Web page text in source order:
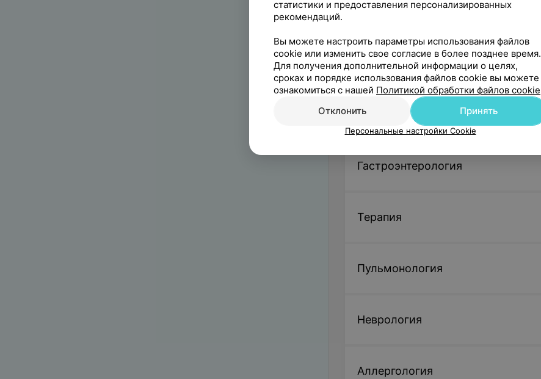
Урология
Кардиология
Ревматология
Гастроэнтерология
Терапия
Пульмонология
Неврология
Аллергология
статистики и предоставления персонализированных
рекомендаций.
Вы можете настроить параметры использования файлов
cookie или изменить свое согласие в более позднее время.
Для получения дополнительной информации о целях,
сроках и порядке использования файлов cookie вы можете
ознакомиться с нашей Политикой обработки файлов cookie
Отклонить
Принять
Персональные настройки Cookie